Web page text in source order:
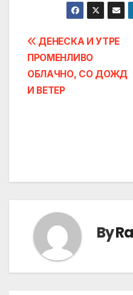
Post
navigation
ДЕНЕСКА И УТРЕ
ПРОМЕНЛИВО
ОБЛАЧНО, СО ДОЖД
И ВЕТЕР
By